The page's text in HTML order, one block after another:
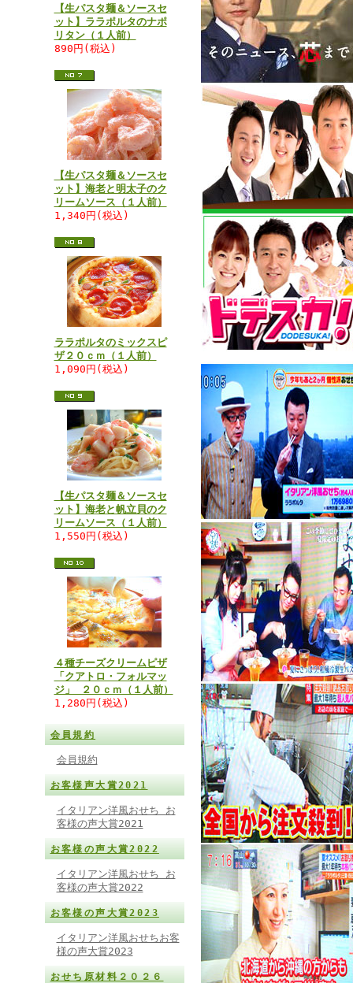
【生パスタ麺＆ソースセ
ット】ララポルタのナポ
リタン（１人前）
890円(税込)
【生パスタ麺＆ソースセ
ット】海老と明太子のク
リームソース（１人前）
1,340円(税込)
ララポルタのミックスピ
ザ２０ｃｍ（１人前）
1,090円(税込)
【生パスタ麺＆ソースセ
ット】海老と帆立貝のク
リームソース（１人前）
1,550円(税込)
４種チーズクリームピザ
「クアトロ・フォルマッ
ジ」 ２０ｃｍ（１人前）
1,280円(税込)
会員規約
会員規約
お客様声大賞2021
イタリアン洋風おせち お
客様の声大賞2021
お客様の声大賞2022
イタリアン洋風おせち お
客様の声大賞2022
お客様の声大賞2023
イタリアン洋風おせちお客
様の声大賞2023
おせち原材料２０２６